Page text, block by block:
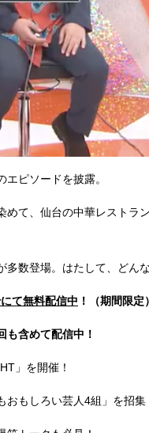
ピソードを披露。
て、仙台の中華レストラ
数登場。はたして、どん
て無料配信中 ！（期間限定）
も含めて配信中！
」を開催！
もしろい芸人4組」を招集